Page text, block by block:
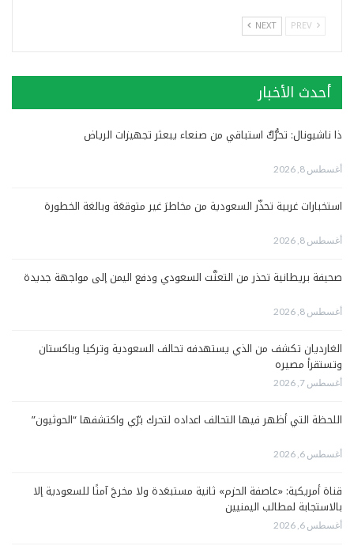
NEXT
أحدث الأخبار
ذا ناشيونال: تحرُّكٌ استباقي من صنعاء يبعثر تجهيزات الرياض
أغسطس 8, 2026
استخبارات غربية تحذّر السعودية من مخاطرَ غير متوقعَة وبالغة الخطورة
أغسطس 8, 2026
صحيفة بريطانية تحذر من التعنُّت السعودي ودفع اليمن إلى مواجهة جديدة
أغسطس 8, 2026
الغارديان تكشف من الذي يستهدفه تحالف السعودية وتركيا وباكستان
وتستقرأ مصيره
أغسطس 7, 2026
اللحظة التي أظهر فيها التحالف اعداده لتحرك برّي واكتشفها “الحوثيون”
أغسطس 6, 2026
قناة أمريكية: «عاصفة الحزم» ثانية مستبعَدة ولا مخرجَ آمنًا للسعودية إلا
بالاستجابة لمطالب اليمنيين
أغسطس 6, 2026